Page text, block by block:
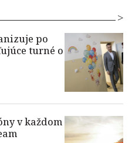
po
turné o
v každom